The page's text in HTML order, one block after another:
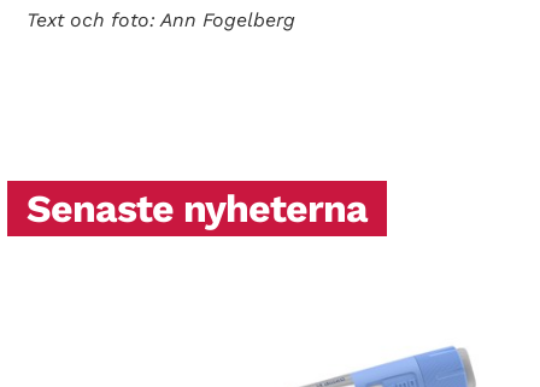
Text och foto: Ann Fogelberg
Senaste nyheterna